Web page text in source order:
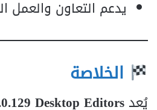
يدعم التعاون والعمل
الخلاصة
يُعد Desktop Editors